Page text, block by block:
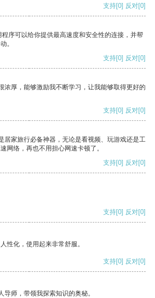
支持[0] 反对[0]
序可以给你提供最高速度和安全性的连接，并帮
。
支持[0] 反对[0]
浓厚，能够激励我不断学习，让我能够取得更好的
支持[0] 反对[0]
居家旅行必备神器，无论是看视频、玩游戏还是工
网络，再也不用担心网速卡顿了。
支持[0] 反对[0]
支持[0] 反对[0]
性化，使用起来非常舒服。
支持[0] 反对[0]
导师，带领我探索知识的奥秘。